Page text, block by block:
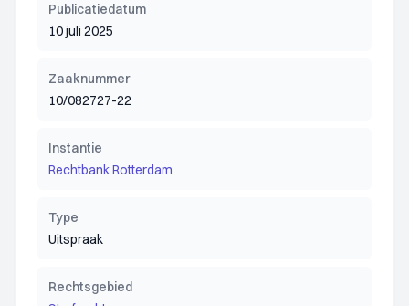
Publicatiedatum
10 juli 2025
Zaaknummer
10/082727-22
Instantie
Rechtbank Rotterdam
Type
Uitspraak
Rechtsgebied